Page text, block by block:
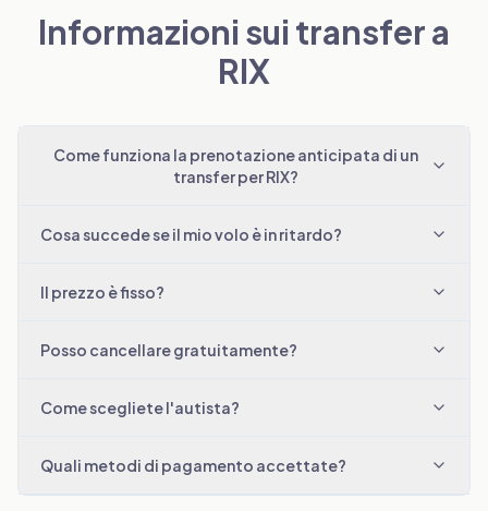
Informazioni sui transfer a
RIX
Come funziona la prenotazione anticipata di un
transfer per RIX?
Cosa succede se il mio volo è in ritardo?
Il prezzo è fisso?
Posso cancellare gratuitamente?
Come scegliete l'autista?
Quali metodi di pagamento accettate?